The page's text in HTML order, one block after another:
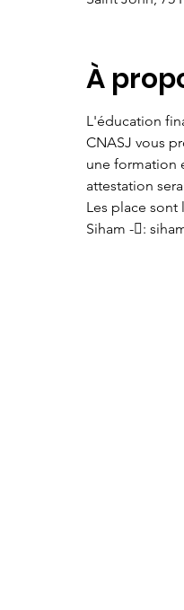
À
L'éducation
CNASJ vous
une formation
attestation
Les place
Siham -: